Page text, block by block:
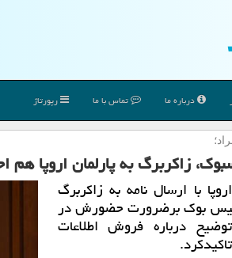
درباره ما تماس با ما رپورتاژ
زاكربرگ به پارلمان اروپا هم
با ارسال نامه به زاكربرگ
فیس بوك برضرورت حضورش در
درباره فروش اطلاعات